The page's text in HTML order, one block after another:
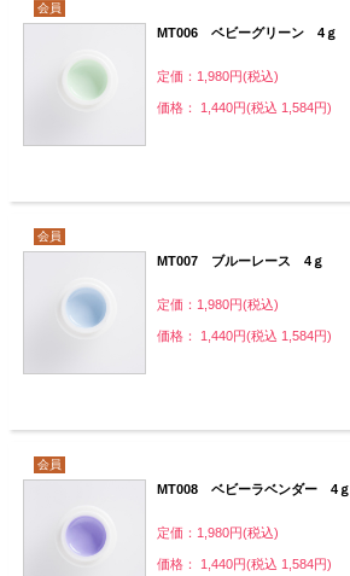
会員
MT006 ベビーグリーン 4ｇ
定価：1,980円(税込)
価格： 1,440円(税込 1,584円)
会員
MT007 ブルーレース 4ｇ
定価：1,980円(税込)
価格： 1,440円(税込 1,584円)
会員
MT008 ベビーラベンダー 4ｇ
定価：1,980円(税込)
価格： 1,440円(税込 1,584円)